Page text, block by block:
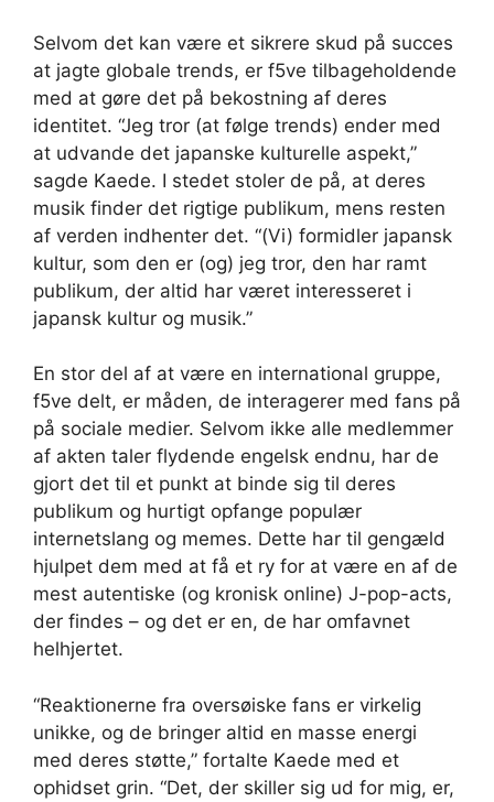
Selvom det kan være et sikrere skud på succes
at jagte globale trends, er f5ve tilbageholdende
med at gøre det på bekostning af deres
identitet. “Jeg tror (at følge trends) ender med
at udvande det japanske kulturelle aspekt,”
sagde Kaede. I stedet stoler de på, at deres
musik finder det rigtige publikum, mens resten
af ​​verden indhenter det. “(Vi) formidler japansk
kultur, som den er (og) jeg tror, ​​den har ramt
publikum, der altid har været interesseret i
japansk kultur og musik.”
En stor del af at være en international gruppe,
f5ve delt, er måden, de interagerer med fans på
på sociale medier. Selvom ikke alle medlemmer
af akten taler flydende engelsk endnu, har de
gjort det til et punkt at binde sig til deres
publikum og hurtigt opfange populær
internetslang og memes. Dette har til gengæld
hjulpet dem med at få et ry for at være en af ​​de
mest autentiske (og kronisk online) J-pop-acts,
der findes – og det er en, de har omfavnet
helhjertet.
“Reaktionerne fra oversøiske fans er virkelig
unikke, og de bringer altid en masse energi
med deres støtte,” fortalte Kaede med et
ophidset grin. “Det, der skiller sig ud for mig, er,